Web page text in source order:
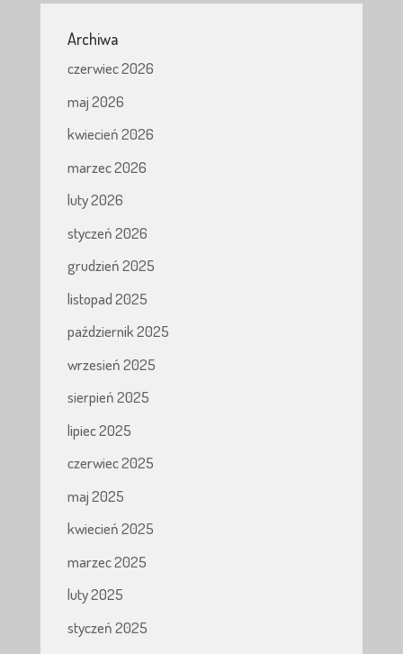
Archiwa
czerwiec 2026
maj 2026
kwiecień 2026
marzec 2026
luty 2026
styczeń 2026
grudzień 2025
listopad 2025
październik 2025
wrzesień 2025
sierpień 2025
lipiec 2025
czerwiec 2025
maj 2025
kwiecień 2025
marzec 2025
luty 2025
styczeń 2025